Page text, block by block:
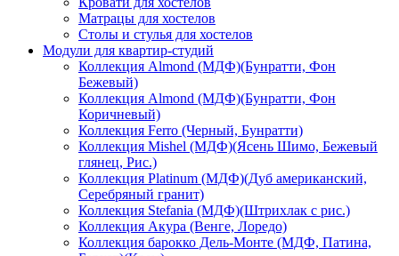
Матрацы для хостелов
Столы и стулья для хостелов
Модули для квартир-студий
Коллекция Almond (МДФ)(Бунратти, Фон
Бежевый)
Коллекция Almond (МДФ)(Бунратти, Фон
Коричневый)
Коллекция Ferro (Черный, Бунратти)
Коллекция Mishel (МДФ)(Ясень Шимо, Бежевый
глянец, Рис.)
Коллекция Platinum (МДФ)(Дуб американский,
Серебряный гранит)
Коллекция Stefania (МДФ)(Штрихлак с рис.)
Коллекция Акура (Венге, Лоредо)
Коллекция барокко Дель-Монте (МДФ, Патина,